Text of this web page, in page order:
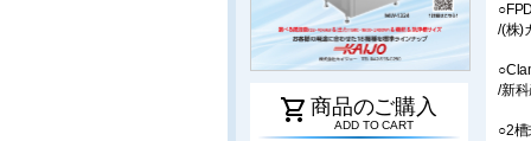
shopping_cart 商品のご購入
ADD TO CART
/(株)
/新
○2